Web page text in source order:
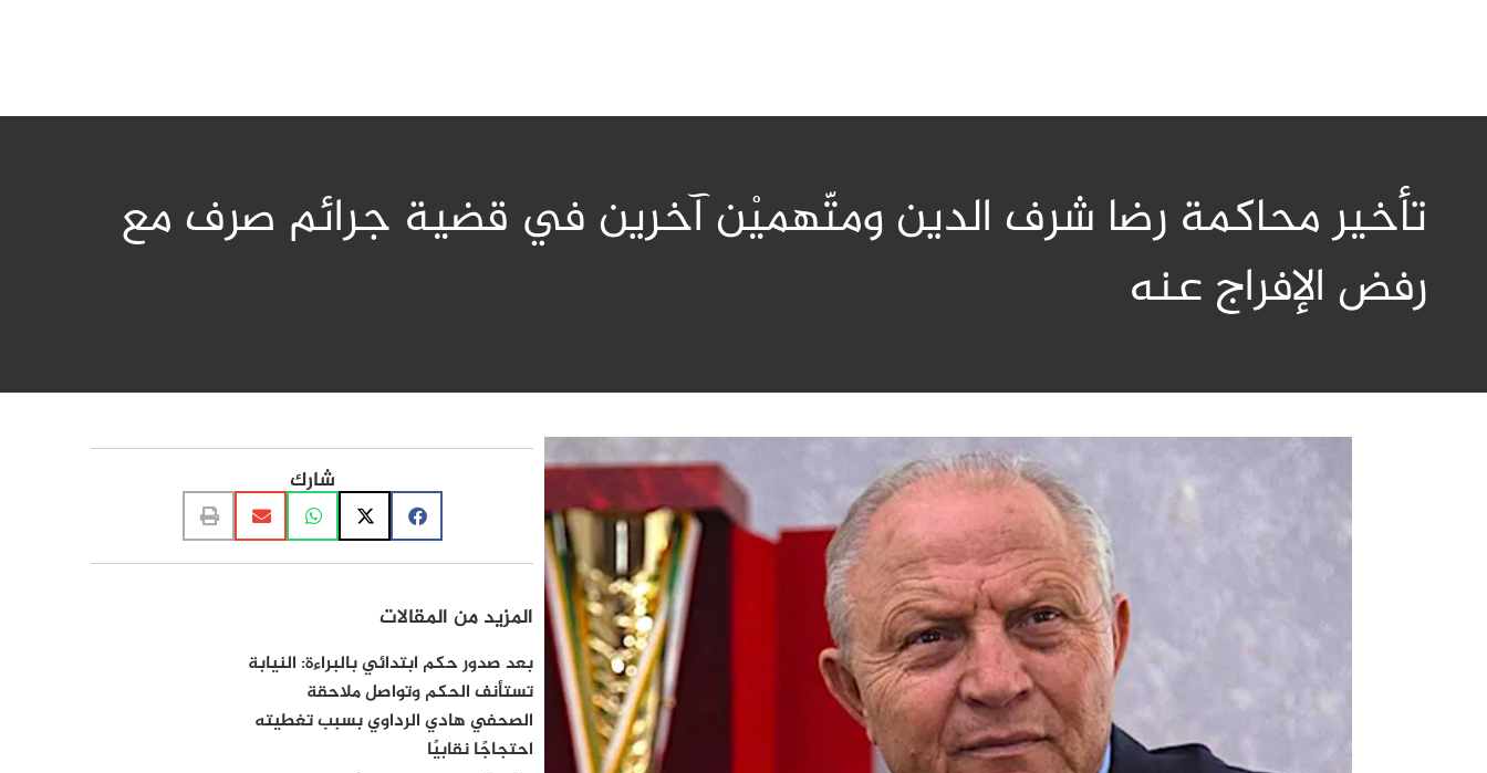
تأخير محاكمة رضا شرف الدين ومتّهميْن آخرين في قضية جرائم صرف مع
رفض الإفراج عنه
شارك
المزيد من المقالات
بعد صدور حكم ابتدائي بالبراءة: النيابة
تستأنف الحكم وتواصل ملاحقة
الصحفي هادي الرداوي بسبب تغطيته
احتجاجًا نقابيًا